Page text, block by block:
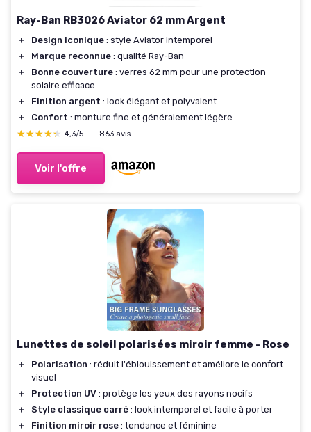
Ray-Ban RB3026 Aviator 62 mm Argent
＋ Design iconique : style Aviator intemporel
＋
Marque reconnue : qualité Ray-Ban
＋
Bonne couverture : verres 62 mm pour une protection
solaire efficace
＋
Finition argent : look élégant et polyvalent
＋
Confort : monture fine et généralement légère
★★★★★
★★★★★ 4,3/5 — 863 avis
Voir l'offre
Lunettes de soleil polarisées miroir femme - Rose
＋ Polarisation : réduit l'éblouissement et améliore le confort
visuel
＋
Protection UV : protège les yeux des rayons nocifs
＋
Style classique carré : look intemporel et facile à porter
＋
Finition miroir rose : tendance et féminine